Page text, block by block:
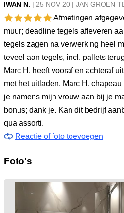
IWAN N. | 25 NOV 20 | JAN GROEN
Afmetingen
muur; deadline tegels afleveren
tegels zagen na verwerking heel
teveel aan tegels, incl. pallets
Marc H. heeft vooraf en achteraf
met het uitladen. Marc H.
je namens mijn vrouw aan bij je
bonus; dank je. Kan dit bedrijf
qua assorti.
Reactie of foto toevoegen
Foto's